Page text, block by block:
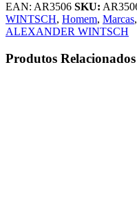
EAN: AR3506 SKU:
WINTSCH, Homem, Marcas,
ALEXANDER WINTSCH
Produtos Relacionados